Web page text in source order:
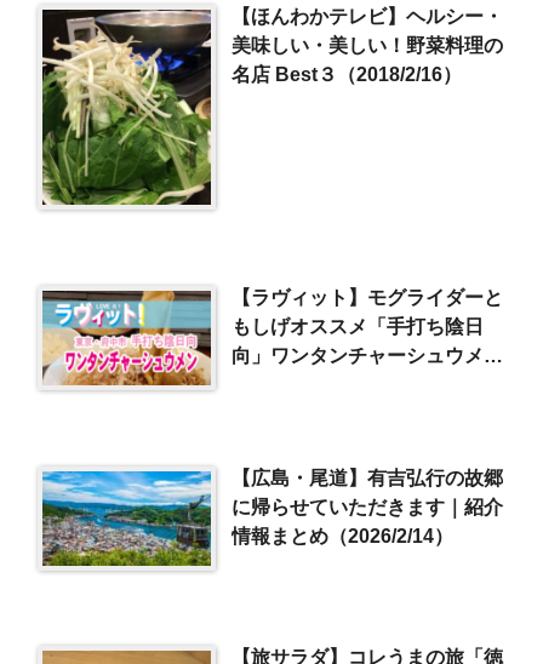
【ほんわかテレビ】ヘルシー・
美味しい・美しい！野菜料理の
名店 Best３（2018/2/16）
【ラヴィット】モグライダーと
もしげオススメ「手打ち陰日
向」ワンタンチャーシュウメン
【広島・尾道】有吉弘行の故郷
に帰らせていただきます｜紹介
情報まとめ（2026/2/14）
【旅サラダ】コレうまの旅「徳